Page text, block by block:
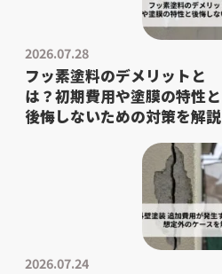
2026.07.28
フッ素塗料のデメリットと
は？初期費用や塗膜の特性と
後悔しないための対策を解説
2026.07.24